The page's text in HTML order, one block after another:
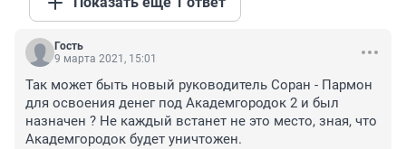
Гость
9 марта 2021, 15:01
Так может быть новый руководитель Соран - Пармон
для освоения денег под Академгородок 2 и был
назначен ? Не каждый встанет не это место, зная, что
Академгородок будет уничтожен.